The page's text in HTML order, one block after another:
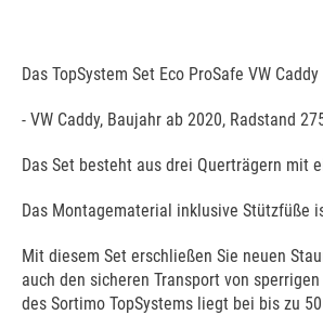
Das TopSystem Set Eco ProSafe VW
- VW Caddy, Baujahr ab 2020, Radstand
Das Set besteht aus drei Querträgern mit
Das Montagematerial inklusive Stützfüße
Mit diesem Set erschließen Sie neuen
auch den sicheren Transport von
des Sortimo TopSystems liegt bei bis zu